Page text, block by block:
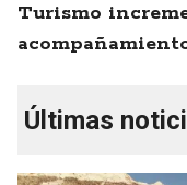
Turismo
Últimas